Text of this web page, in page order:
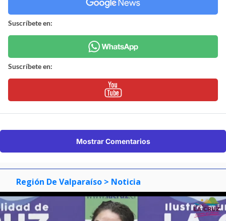
Suscríbete en:
Suscríbete en:
Mostrar Comentarios
Región De Valparaíso > Noticia